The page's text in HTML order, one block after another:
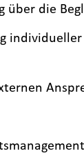
über die